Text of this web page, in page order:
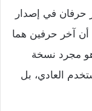
حرفان في إصدار
آخر حرفين هما
هو مجرد نسخة
العادي، بل